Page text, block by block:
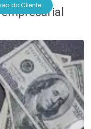
do Cliente